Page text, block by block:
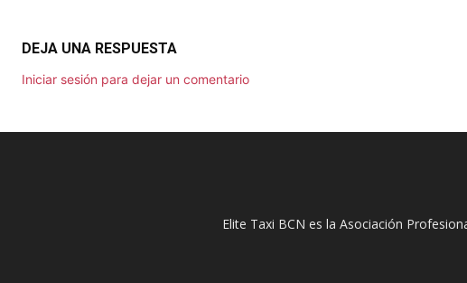
DEJA UNA RESPUESTA
Iniciar sesión para dejar un comentario
Elite Taxi BCN es la Asociación